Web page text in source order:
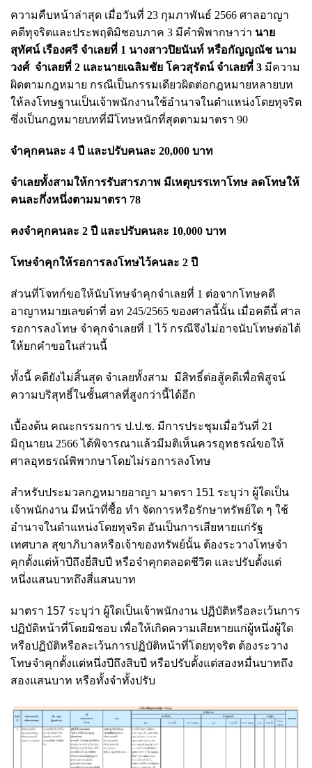
ความคืบหน้าล่าสุด เมื่อวันที่ 23 กุมภาพันธ์ 2566 ศาลอาญา
คดีทุจริตและประพฤติมิชอบภาค 3 มีคำพิพากษาว่า นาย
สุทัศน์ เรืองศรี จำเลยที่ 1 นางสาวปิยนันท์ หรือกัญญณัช นาม
วงศ์ จำเลยที่ 2 และนายเฉลิมชัย โควสุรัตน์ จำเลยที่ 3 มีความ
ผิดตามกฎหมาย กรณีเป็นกรรมเดียวผิดต่อกฎหมายหลายบท
ให้ลงโทษฐานเป็นเจ้าพนักงานใช้อำนาจในตำแหน่งโดยทุจริต
ซึ่งเป็นกฎหมายบทที่มีโทษหนักที่สุดตามมาตรา 90
จำคุกคนละ 4 ปี และปรับคนละ 20,000 บาท
จำเลยทั้งสามให้การรับสารภาพ มีเหตุบรรเทาโทษ ลดโทษให้
คนละกึ่งหนึ่งตามมาตรา 78
คงจำคุกคนละ 2 ปี และปรับคนละ 10,000 บาท
โทษจำคุกให้รอการลงโทษไว้คนละ 2 ปี
ส่วนที่โจทก์ขอให้นับโทษจำคุกจำเลยที่ 1 ต่อจากโทษคดี
อาญาหมายเลขดำที่ อท 245/2565 ของศาลนี้นั้น เมื่อคดีนี้ ศาล
รอการลงโทษ จำคุกจำเลยที่ 1 ไว้ กรณีจึงไม่อาจนับโทษต่อได้
ให้ยกคำขอในส่วนนี้
ทั้งนี้ คดียังไม่สิ้นสุด จำเลยทั้งสาม มีสิทธิ์ต่อสู้คดีเพื่อพิสูจน์
ความบริสุทธิ์ในชั้นศาลที่สูงกว่านี้ได้อีก
เบื้องต้น คณะกรรมการ ป.ป.ช. มีการประชุมเมื่อวันที่ 21
มิถุนายน 2566 ได้พิจารณาแล้วมีมติเห็นควรอุทธรณ์ขอให้
ศาลอุทธรณ์พิพากษาโดยไม่รอการลงโทษ
สำหรับประมวลกฎหมายอาญา มาตรา 151 ระบุว่า ผู้ใดเป็น
เจ้าพนักงาน มีหน้าที่ซื้อ ทำ จัดการหรือรักษาทรัพย์ใด ๆ ใช้
อำนาจในตำแหน่งโดยทุจริต อันเป็นการเสียหายแก่รัฐ
เทศบาล สุขาภิบาลหรือเจ้าของทรัพย์นั้น ต้องระวางโทษจำ
คุกตั้งแต่ห้าปีถึงยี่สิบปี หรือจำคุกตลอดชีวิต และปรับตั้งแต่
หนึ่งแสนบาทถึงสี่แสนบาท
มาตรา 157 ระบุว่า ผู้ใดเป็นเจ้าพนักงาน ปฏิบัติหรือละเว้นการ
ปฏิบัติหน้าที่โดยมิชอบ เพื่อให้เกิดความเสียหายแก่ผู้หนึ่งผู้ใด
หรือปฏิบัติหรือละเว้นการปฏิบัติหน้าที่โดยทุจริต ต้องระวาง
โทษจำคุกตั้งแต่หนึ่งปีถึงสิบปี หรือปรับตั้งแต่สองหมื่นบาทถึง
สองแสนบาท หรือทั้งจำทั้งปรับ